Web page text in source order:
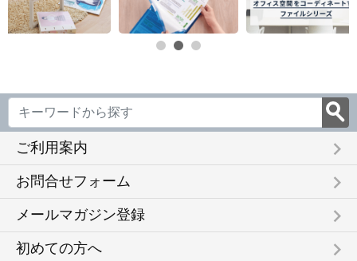
ご利用案内 keyboard_arrow_right
お問合せフォーム keyboard_arrow_right
メールマガジン登録 keyboard_arrow_right
初めての方へ keyboard_arrow_right